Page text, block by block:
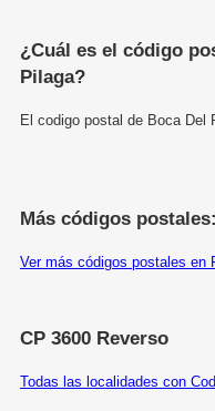
¿Cuál es el código
Pilaga?
El codigo postal de Boca Del
Más códigos
Ver más códigos postales en
CP 3600 Reverso
Todas las localidades con